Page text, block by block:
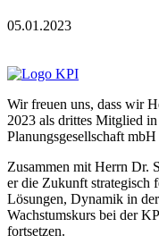
05.01.2023
Wir freuen uns, dass wir
2023 als drittes Mitglied
Planungsgesellschaft
Zusammen mit Herrn Dr.
er die Zukunft
Lösungen, Dynamik in
Wachstumskurs bei der
fortsetzen.